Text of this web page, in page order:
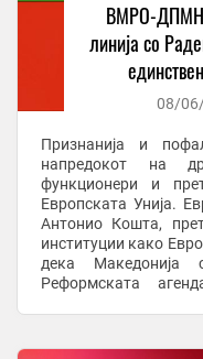
ВМРО-
линија со
08/
Признанија и
напредокот на
функционери и
Европската Унија.
Антонио Кошта,
институции како
дека
Реформската